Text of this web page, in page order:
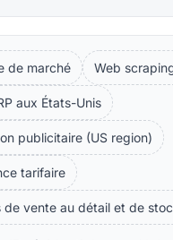
de marché Web
aux États-Unis
publicitaire (US region)
tarifaire
de vente au détail et de